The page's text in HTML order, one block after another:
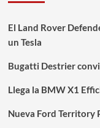
El Land Rover
un Tesla
Bugatti Destrier
Llega la BMW X1
Nueva Ford Territory